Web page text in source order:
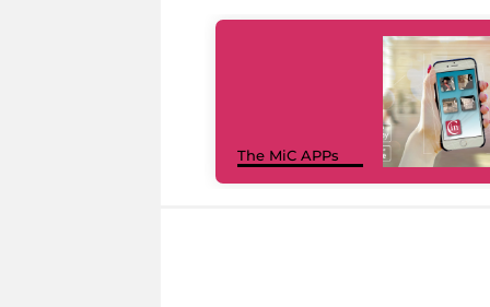
The MiC APPs